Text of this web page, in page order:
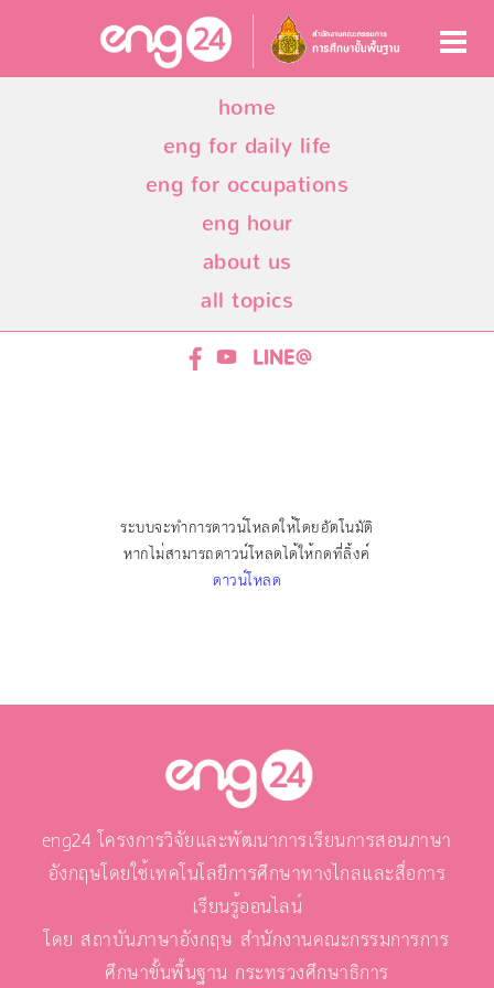
home
eng for daily life
eng for occupations
eng hour
about us
all topics
ระบบจะทำการดาวน์โหลดให้โดยอัตโนมัติ
หากไม่สามารถดาวน์โหลดได้ให้กดที่ลิ้งค์
ดาวน์โหลด
eng24 โครงการวิจัยและพัฒนาการเรียนการสอนภาษา
อังกฤษโดยใช้เทคโนโลยีการศึกษาทางไกลและสื่อการ
เรียนรู้ออนไลน์
โดย สถาบันภาษาอังกฤษ สำนักงานคณะกรรมการการ
ศึกษาขั้นพื้นฐาน กระทรวงศึกษาธิการ